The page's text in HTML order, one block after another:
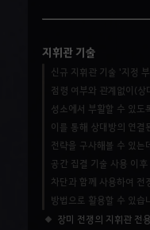
지휘관 기술
신규 지휘관 기술 '지정
점령 여부와 관계없이(
성소에서 부활할 수 있도
이를 통해 상대방의 연결
전략을 구사해볼 수 있는
공간 집결 기술 사용 이
차단과 함께 사용하여 전
방법으로 활용할 수 있습
장미 전쟁의 지휘관 전